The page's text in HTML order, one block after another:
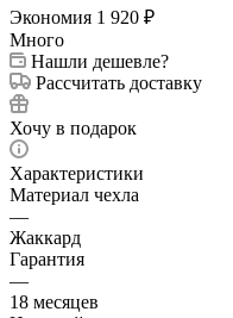
Экономия 1 920 ₽
Много
Нашли дешевле?
Рассчитать доставку
Хочу в подарок
Характеристики
Материал чехла
—
Жаккард
Гарантия
—
18 месяцев